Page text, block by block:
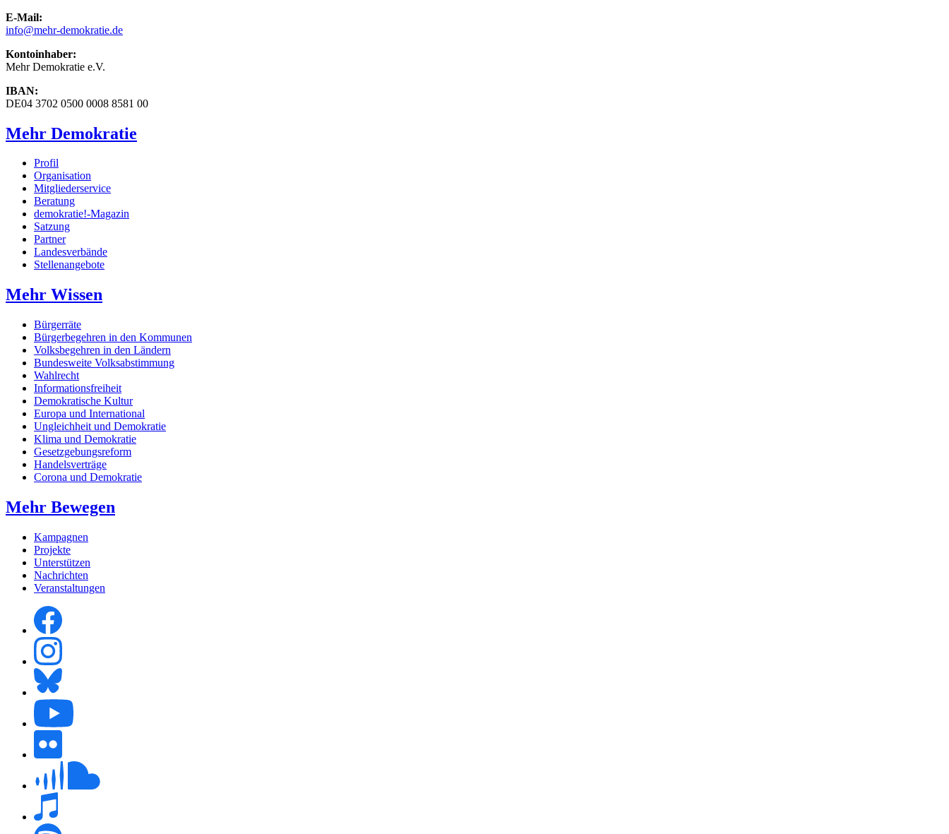
E-Mail:
info@mehr-demokratie.de
Kontoinhaber:
Mehr Demokratie e.V.
IBAN:
DE04 3702 0500 0008 8581 00
Mehr Demokratie
Profil
Organisation
Mitgliederservice
Beratung
demokratie!-Magazin
Satzung
Partner
Landesverbände
Stellenangebote
Mehr Wissen
Bürgerräte
Bürgerbegehren in den Kommunen
Volksbegehren in den Ländern
Bundesweite Volksabstimmung
Wahlrecht
Informationsfreiheit
Demokratische Kultur
Europa und International
Ungleichheit und Demokratie
Klima und Demokratie
Gesetzgebungsreform
Handelsverträge
Corona und Demokratie
Mehr Bewegen
Kampagnen
Projekte
Unterstützen
Nachrichten
Veranstaltungen